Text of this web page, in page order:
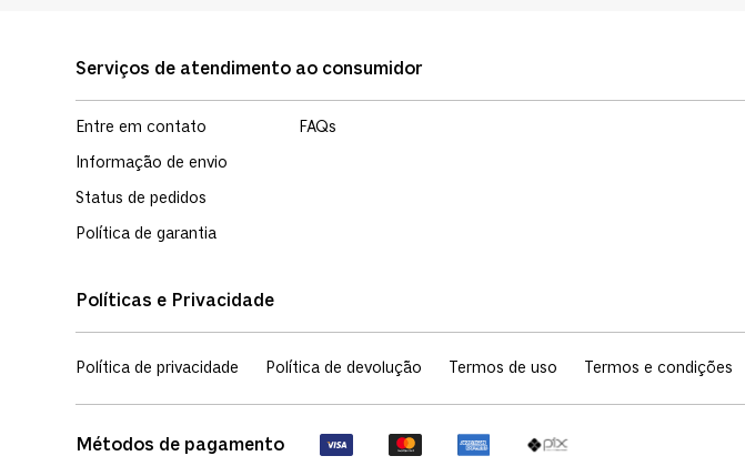
Serviços de atendimento ao consumidor
Entre em contato
Informação de envio
Status de pedidos
Política de garantia
FAQs
Políticas e Privacidade
Política de privacidade Política de devolução Termos de uso Termos e condições
Métodos de pagamento